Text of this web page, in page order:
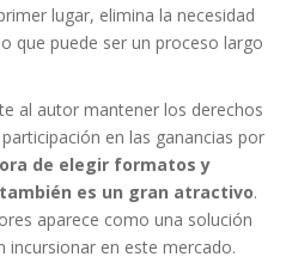
lugar, elimina la necesidad
que puede ser un proceso largo
al autor mantener los derechos
en las ganancias por
de elegir formatos y
es un gran atractivo.
aparece como una solución
incursionar en este mercado.